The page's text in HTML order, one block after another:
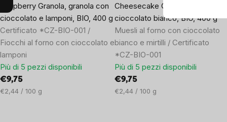
Raspberry Granola, granola con
cioccolato e lamponi, BIO, 400 g
Certificato *CZ-BIO-001 /
Fiocchi al forno con cioccolato e
lamponi
Più di 5 pezzi disponibili
€9,75
Prezzo
€2,44 / 100 g
Cheesecake Granola, mirtilli e
cioccolato bianco, BIO, 400 g
Muesli al forno con cioccolato
bianco e mirtilli / Certificato
*CZ-BIO-001
Più di 5 pezzi disponibili
€9,75
Prezzo
€2,44 / 100 g